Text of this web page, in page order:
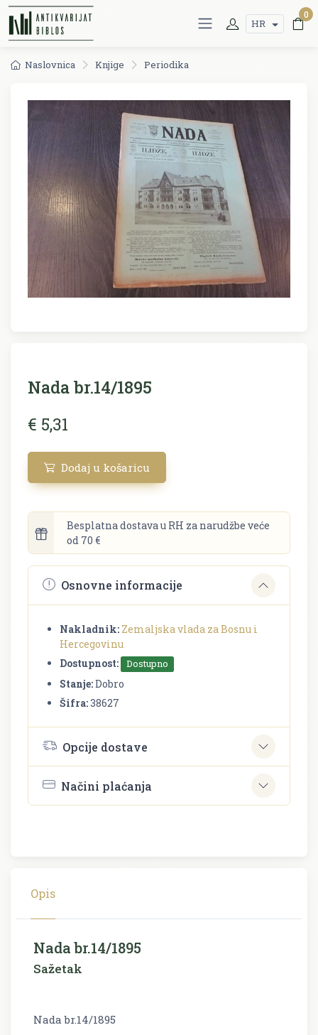
HR
0
Naslovnica Knjige Periodika
Nada br.14/1895
€ 5,31
Dodaj u košaricu
Besplatna dostava u RH za narudžbe veće
od 70 €
Osnovne informacije
Nakladnik: Zemaljska vlada za Bosnu i
Hercegovinu
Dostupnost:
Dostupno
Stanje:Dobro
Šifra:38627
Opcije dostave
Načini plaćanja
Opis
Nada br.14/1895
Sažetak
Nada br.14/1895